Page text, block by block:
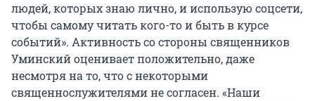
людей, которых знаю лично, и использую соцсети,
чтобы самому читать кого-то и быть в курсе
событий». Активность со стороны священников
Уминский оценивает положительно, даже
несмотря на то, что с некоторыми
священнослужителями не согласен. «Наши